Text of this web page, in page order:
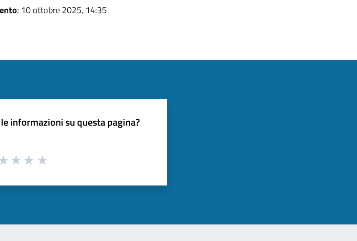
: 10 ottobre 2025, 14:35
informazioni su questa pagina?